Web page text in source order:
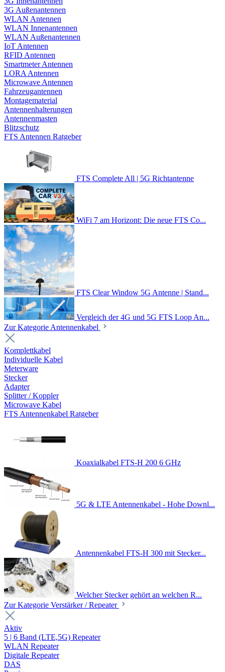
3G Außenantennen
WLAN Antennen
WLAN Innenantennen
WLAN Außenantennen
IoT Antennen
RFID Antennen
Smartmeter Antennen
LORA Antennen
Microwave Antennen
Fahrzeugantennen
Montagematerial
Antennenhalterungen
Antennenmasten
Blitzschutz
FTS Antennen Ratgeber
FTS Complete All | 5G Richtantenne
WiFi 7 am Horizont: Die neue FTS Co...
FTS Clear Window 5G Antenne | Stand...
Vergleich der 4G und 5G FTS Loop An...
Zur Kategorie Antennenkabel
Komplettkabel
Individuelle Kabel
Meterware
Stecker
Adapter
Splitter / Koppler
Microwave Kabel
FTS Antennenkabel Ratgeber
Koaxialkabel FTS-H 200 6 GHz
5G & LTE Antennenkabel - Hohe Downl...
Antennenkabel FTS-H 300 mit Stecker...
Welcher Stecker gehört an welchen R...
Zur Kategorie Verstärker / Repeater
Aktiv
5 | 6 Band (LTE,5G) Repeater
WLAN Repeater
Digitale Repeater
DAS